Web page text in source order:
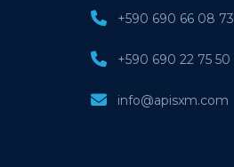
+590 690 66 08 73
+590 690 22 75 50
info@apisxm.com